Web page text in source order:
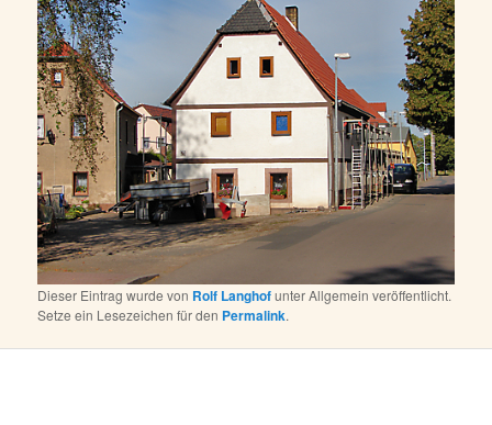
Dieser Eintrag wurde von Rolf Langhofunter Allgemein veröffentlicht.
Setze ein Lesezeichen für den Permalink.